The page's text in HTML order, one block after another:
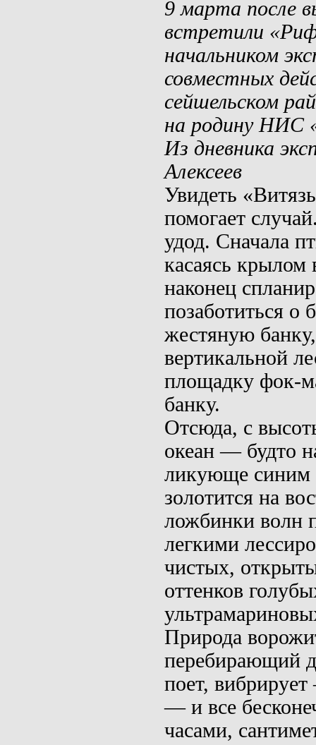
9марта после
встретили
начальником
совместных
сейшельском
на родину НИС
Из дневника
Алексеев
Увидеть
помогает
удод. Сначала
касаясь
наконец
позабо­титься о
жестяную
вертикальной
площадку фок-
банку.
Отсюда, с
океан — будто
ликующе синим
золотится на
ложбинки волн
легкими
чистых,
оттенков
Природа
переби­рающий
поет,
— и все
часами,